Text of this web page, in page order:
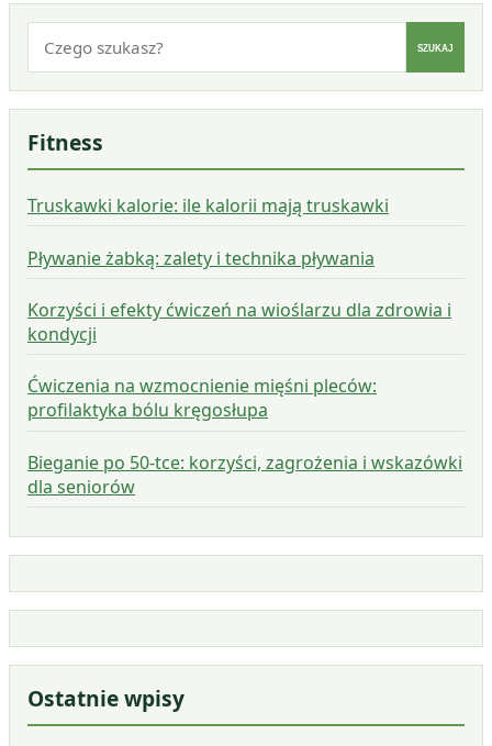
SZUKAJ
Fitness
Truskawki kalorie: ile kalorii mają truskawki
Pływanie żabką: zalety i technika pływania
Korzyści i efekty ćwiczeń na wioślarzu dla zdrowia i
kondycji
Ćwiczenia na wzmocnienie mięśni pleców:
profilaktyka bólu kręgosłupa
Bieganie po 50-tce: korzyści, zagrożenia i wskazówki
dla seniorów
Ostatnie wpisy